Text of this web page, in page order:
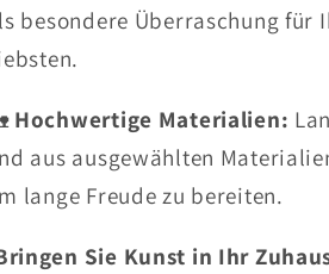
besondere Überraschung für
Hochwertige Materialien:
aus ausgewählten
lange Freude zu bereiten.
Sie Kunst in Ihr